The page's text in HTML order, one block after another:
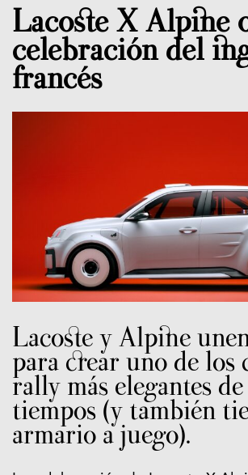
Lacoste X Alpine
celebración del
francés
Lacoste y Alpine
para crear uno de los
rally más elegantes
tiempos (y también
armario a juego).